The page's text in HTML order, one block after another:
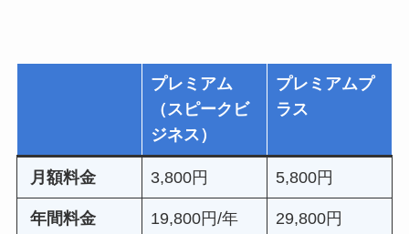
プレミアム
（スピークビ
ジネス）
プレミアムプ
ラス
月額料金 3,800円 5,800円
年間料金
19,800円/年
29,800円